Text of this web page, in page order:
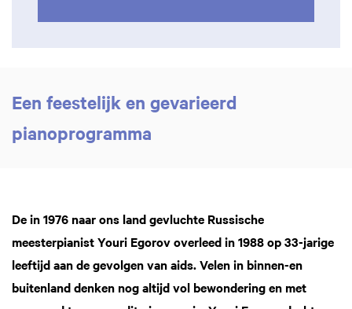
Een feestelijk en gevarieerd
pianoprogramma
De in 1976 naar ons land gevluchte Russische
meesterpianist Youri Egorov overleed in 1988 op 33-jarige
leeftijd aan de gevolgen van aids. Velen in binnen-en
buitenland denken nog altijd vol bewondering en met